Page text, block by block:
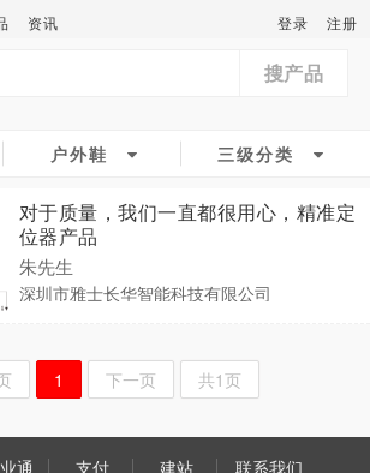
资讯 登录 注册
搜产品
户外鞋 三级分类
对于质量，我们一直都很用心，精准定
位器产品
朱先生
深圳市雅士长华智能科技有限公司
1 下一页 共1页
通 支付 建站 联系我们